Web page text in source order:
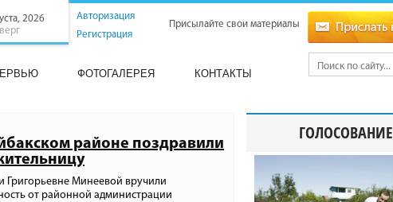
2026
Авторизация
Регистрация
Присылайте свои материалы
ФОТОГАЛЕРЕЯ КОНТАКТЫ
районе поздравили
Григорьевне Минеевой вручили
от районной администрации
ГОЛОСОВАНИЕ